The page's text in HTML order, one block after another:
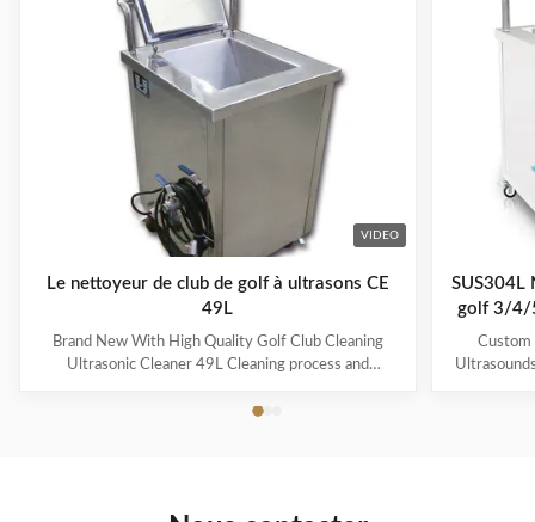
VIDEO
Le nettoyeur de club de golf à ultrasons CE
49L
Brand New With High Quality Golf Club Cleaning
Ultrasonic Cleaner 49L Cleaning process and
portable ultrasonic golf cleaner with built-in digital
SUS304L
golf 3/4/
Custom